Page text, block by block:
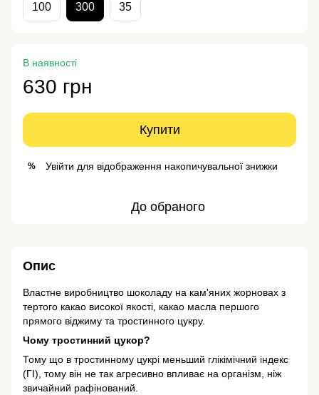
100 300 35
В наявності
630 грн
Купити
% Увійти для відображення накопичувальної знижки
До обраного
Опис
Властне виробництво шоколаду на кам'яних жорновах з
тертого какао високої якості, какао масла першого
прямого віджиму та тростинного цукру.
Чому тростинний цукор?
Тому що в тростинному цукрі меньший глікімічний індекс
(ГІ), тому він не так агресивно впливає на організм, ніж
звичайний рафінований.